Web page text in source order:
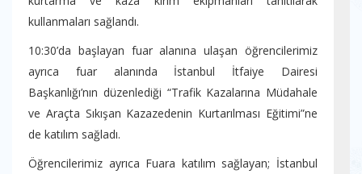
kullanmaları sağlandı.
10:30’da başlayan fuar alanına ulaşan öğrencilerimiz
ayrıca fuar alanında İstanbul İtfaiye Dairesi
Başkanlığı’nın düzenlediği “Trafik Kazalarına Müdahale
ve Araçta Sıkışan Kazazedenin Kurtarılması Eğitimi”ne
de katılım sağladı.
Öğrencilerimiz ayrıca Fuara katılım sağlayan; İstanbul